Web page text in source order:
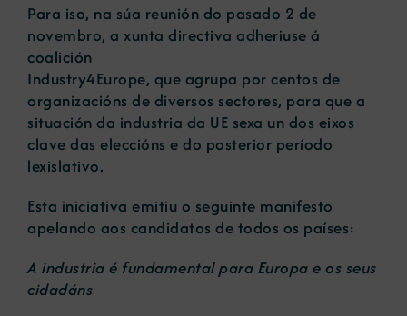
Para iso, na súa reunión do pasado 2 de
novembro, a xunta directiva adheriuse á
coalición
Industry4Europe, que agrupa por centos de
organizacións de diversos sectores, para que a
situación da industria da UE sexa un dos eixos
clave das eleccións e do posterior período
lexislativo.
Esta iniciativa emitiu o seguinte manifesto
apelando aos candidatos de todos os países:
A industria é fundamental para Europa e os seus
cidadáns